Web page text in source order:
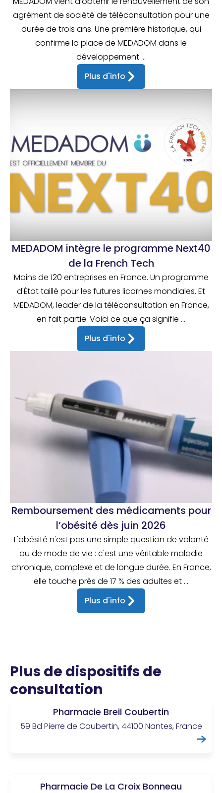
agrément de société de téléconsultation pour une
durée de trois ans. Une première historique, qui
confirme la place de MEDADOM dans le
développement ...
Plus d'info
MEDADOM intègre le programme Next40
de la French Tech
Moins de 120 entreprises en France. Un programme
d'État taillé pour les futures licornes mondiales. Et
MEDADOM, leader de la téléconsultation en France,
en fait partie. Voici ce que ça signifie ...
Plus d'info
Remboursement des médicaments pour
l’obésité dès juin 2026
L'obésité n'est pas une simple question de volonté
ou de mode de vie : c'est une véritable maladie
chronique, complexe et de longue durée. En France,
elle touche près de 17 % des adultes et ...
Plus d'info
Plus de dispositifs de
consultation
Pharmacie Breil Coubertin
59 Bd Pierre de Coubertin, 44100 Nantes, France
Pharmacie De La Croix Bonneau